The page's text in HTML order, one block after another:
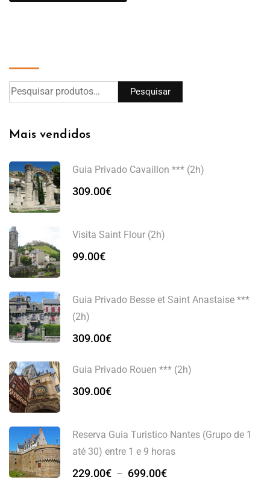
Pesquisar
Mais vendidos
Guia Privado Cavaillon *** (2h)
309.00€
Visita Saint Flour (2h)
99.00€
Guia Privado Besse et Saint Anastaise ***
(2h)
309.00€
Guia Privado Rouen *** (2h)
309.00€
Reserva Guia Turistico Nantes (Grupo de 1
até 30) entre 1 e 9 horas
229.00€ – 699.00€